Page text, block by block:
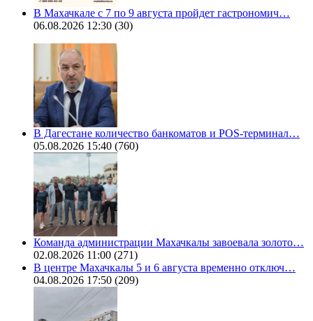
В Махачкале с 7 по 9 августа пройдет гастрономич…
06.08.2026 12:30 (30)
В Дагестане количество банкоматов и POS-терминал…
05.08.2026 15:40 (760)
Команда администрации Махачкалы завоевала золото…
02.08.2026 11:00 (271)
В центре Махачкалы 5 и 6 августа временно отключ…
04.08.2026 17:50 (209)